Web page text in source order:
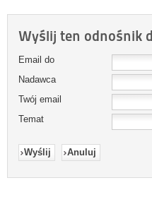
Wyślij ten odnośnik
Email do
Nadawca
Twój email
Temat
Wyślij Anuluj